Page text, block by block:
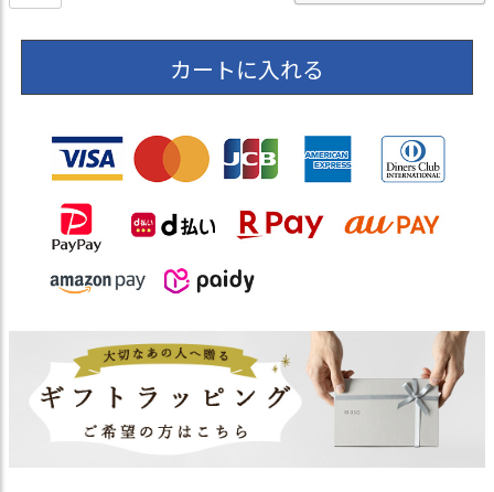
カートに入れる